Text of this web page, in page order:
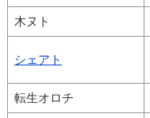
木ヌト
シェアト
転生オロチ